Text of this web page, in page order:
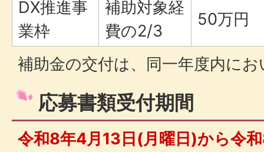
DX推進事
業枠
補助対象経
費の2/3
50万円
補助金の交付は、同一年度内に
応募書類受付期間
令和8年4月13日(月曜日)から令